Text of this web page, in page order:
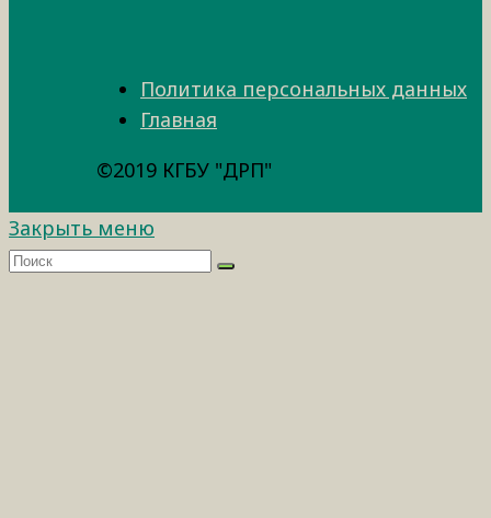
Политика персональных данных
Главная
©2019 КГБУ "ДРП"
Закрыть меню